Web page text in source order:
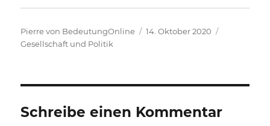
Autor
Pierre von BedeutungOnline
Veröffentlicht
14. Oktober 2020
Gesellschaft und Politik
Schreibe einen Kommentar